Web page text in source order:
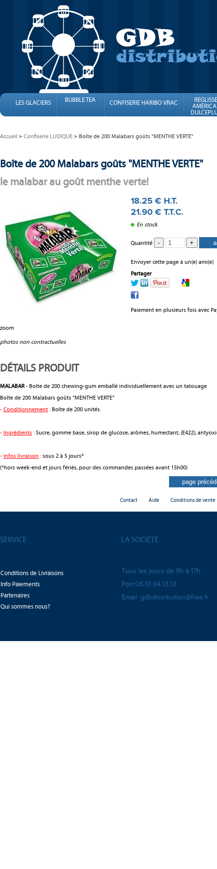
LES GLACIERS BUBBLE TEA CONFISERIE HARIBO VRAC
FINI
Accueil Confiserie LUDIQUE Boîte de 200 Malabars goûts "MENTHE VERTE"
Boîte de 200 Malabars goûts "MENTHE VERTE"
le malabar au goût menthe verte!
zoom
photos non contractuelles
18.25 € H.T.
21 .90 € T.T.C.
En stock
Quantité
Envoyer cette page à un(e) ami(e)
Partager
Paiement en plusieurs fois avec
DÉTAILS PRODUIT
MALABAR- Boîte de 200 chewing-gum emballé individuellement avec un tatouage
Boîte de 200 Malabars goûts "MENTHE VERTE"
- Conditionnement : Boîte de 200 unités.
- Ingrédients : Sucre, gomme base, sirop de glucose, arômes, humectant, (E422),
- Infos livraison : sous 2 à 5 jours*
(*hors week-end et jours fériés, pour des commandes passées avant 15h00)
Contact Aide Conditions de vente
SERVICE LA SOCIÉTÉ
Conditions de Livraisons
Info Paiements
Partenaires
Qui sommes nous?
Tous les jours de 9h à 17h
Port:06.10.64.13.13
Email :gdbdistribution@free.fr